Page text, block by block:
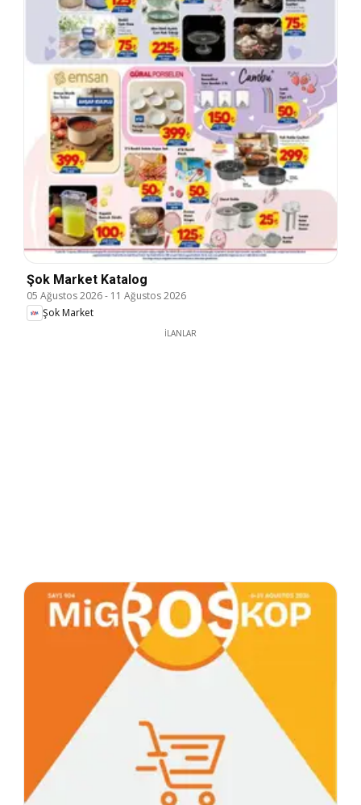
Şok Market Katalog
05 Ağustos 2026- 11 Ağustos 2026
Şok Market
İLANLAR